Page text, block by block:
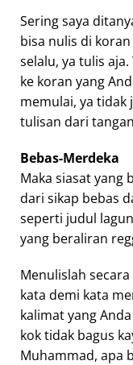
Sering saya
bisa nulis di koran
selalu, ya tulis
ke koran yang
memulai, ya tidak
tulisan dari
Bebas-Merdeka
Maka siasat yang
dari sikap bebas
seperti judul
yang beraliran
Menulislah
kata demi kata
kalimat yang
kok tidak bagus
Muhammad, apa